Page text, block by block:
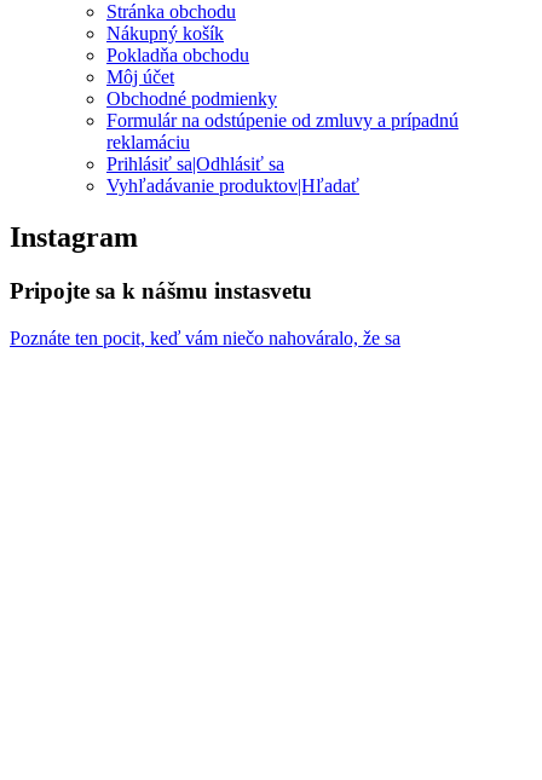
Stránka obchodu
Nákupný košík
Pokladňa obchodu
Môj účet
Obchodné podmienky
Formulár na odstúpenie od zmluvy a prípadnú
reklamáciu
Prihlásiť sa|Odhlásiť sa
Vyhľadávanie produktov|Hľadať
Instagram
Pripojte sa k nášmu instasvetu
Poznáte ten pocit, keď vám niečo nahováralo, že sa